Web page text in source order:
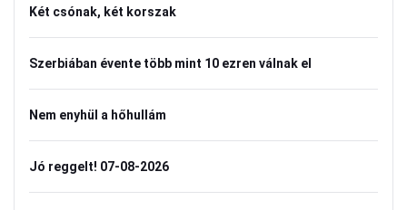
Két csónak, két korszak
Szerbiában évente több mint 10 ezren válnak el
Nem enyhül a hőhullám
Jó reggelt! 07-08-2026